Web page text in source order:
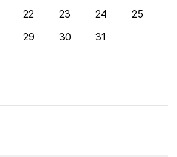
22 23 24
25
29 30 31